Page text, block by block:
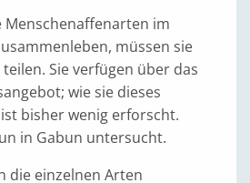
Menschenaffenarten im
müssen sie
Sie verfügen über das
wie sie dieses
bisher wenig erforscht.
in Gabun untersucht.
die einzelnen Arten